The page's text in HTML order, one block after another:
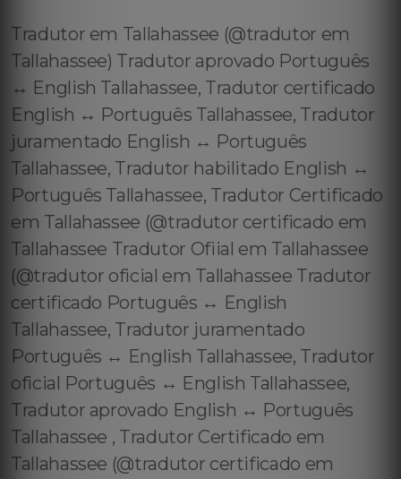
Tradutor em Tallahassee (@tradutor em
Tallahassee) Tradutor aprovado Português
↔️ English Tallahassee, Tradutor certificado
English ↔️ Português Tallahassee, Tradutor
juramentado English ↔️ Português
Tallahassee, Tradutor habilitado English ↔️
Português Tallahassee, Tradutor Certificado
em Tallahassee (@tradutor certificado em
Tallahassee Tradutor Ofiial em Tallahassee
(@tradutor oficial em Tallahassee Tradutor
certificado Português ↔️ English
Tallahassee, Tradutor juramentado
Português ↔️ English Tallahassee, Tradutor
oficial Português ↔️ English Tallahassee,
Tradutor aprovado English ↔️ Português
Tallahassee , Tradutor Certificado em
Tallahassee (@tradutor certificado em